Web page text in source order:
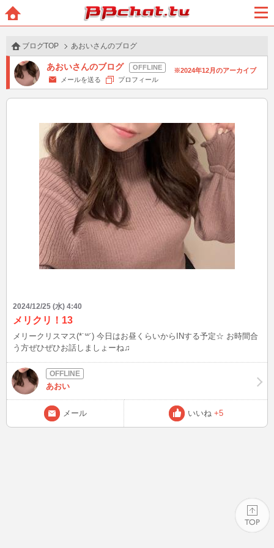
BBchatTV
ブログTOP あおいさんのブログ
あおいさんのブログ
2024年12月のアーカイブ
メールを送る
プロフィール
2024/12/25 (水) 4:40
メリクリ！13
メリークリスマス(*˙꒳​˙) 今日はお昼くらいからINする予定☆ お時間合
う方ぜひぜひお話しましょーね♫
あおい
メール いいね +5